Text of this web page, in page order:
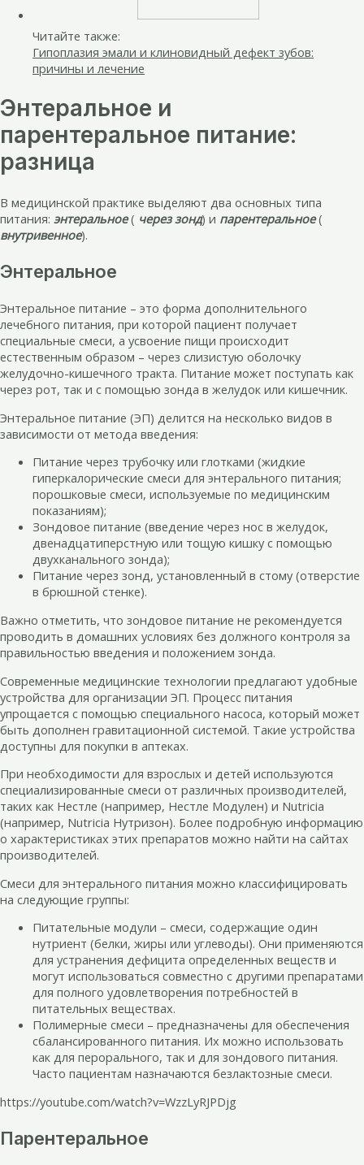
Читайте также:
Гипоплазия эмали и клиновидный дефект зубов:
причины и лечение
Энтеральное и
парентеральное питание:
разница
В медицинской практике выделяют два основных типа
питания: энтеральное( через зонд) и парентеральное(
внутривенное).
Энтеральное
Энтеральное питание – это форма дополнительного
лечебного питания, при которой пациент получает
специальные смеси, а усвоение пищи происходит
естественным образом – через слизистую оболочку
желудочно-кишечного тракта. Питание может поступать как
через рот, так и с помощью зонда в желудок или кишечник.
Энтеральное питание (ЭП) делится на несколько видов в
зависимости от метода введения:
Питание через трубочку или глотками (жидкие
гиперкалорические смеси для энтерального питания;
порошковые смеси, используемые по медицинским
показаниям);
Зондовое питание (введение через нос в желудок,
двенадцатиперстную или тощую кишку с помощью
двухканального зонда);
Питание через зонд, установленный в стому (отверстие
в брюшной стенке).
Важно отметить, что зондовое питание не рекомендуется
проводить в домашних условиях без должного контроля за
правильностью введения и положением зонда.
Современные медицинские технологии предлагают удобные
устройства для организации ЭП. Процесс питания
упрощается с помощью специального насоса, который может
быть дополнен гравитационной системой. Такие устройства
доступны для покупки в аптеках.
При необходимости для взрослых и детей используются
специализированные смеси от различных производителей,
таких как Нестле (например, Нестле Модулен) и Nutricia
(например, Nutricia Нутризон). Более подробную информацию
о характеристиках этих препаратов можно найти на сайтах
производителей.
Смеси для энтерального питания можно классифицировать
на следующие группы:
Питательные модули – смеси, содержащие один
нутриент (белки, жиры или углеводы). Они применяются
для устранения дефицита определенных веществ и
могут использоваться совместно с другими препаратами
для полного удовлетворения потребностей в
питательных веществах.
Полимерные смеси – предназначены для обеспечения
сбалансированного питания. Их можно использовать
как для перорального, так и для зондового питания.
Часто пациентам назначаются безлактозные смеси.
https://youtube.com/watch?v=WzzLyRJPDjg
Парентеральное